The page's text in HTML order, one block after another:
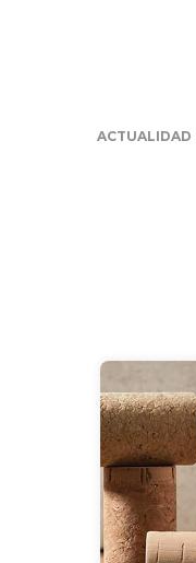
ACTUALIDAD